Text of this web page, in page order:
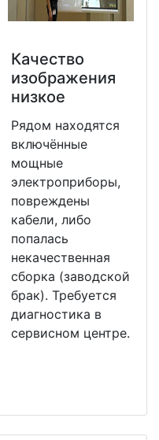
Качество
изображения
низкое
Рядом находятся
включённые
мощные
электроприборы,
повреждены
кабели, либо
попалась
некачественная
сборка (заводской
брак). Требуется
диагностика в
сервисном центре.